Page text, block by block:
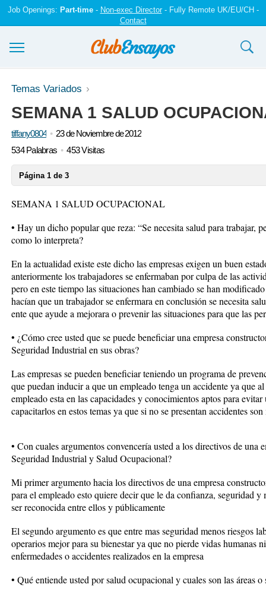
Job Openings: Part-time- Non-exec Director- Fully Remote UK/EU/CH -
Contact
Ensayos y trabajos
Registrarse
Iniciar sesión
Temas Variados
SEMANA 1 SALUD
tiffany0804
23 de Noviembre de 2012
534 Palabras
453 Visitas
Página 1 de 3
SEMANA 1 SALUD OCUPACIONAL
• Hay un dicho popular que reza: “Se necesita salud para trabajar,
como lo interpreta?
En la actualidad existe este dicho las empresas exigen un buen
anteriormente los trabajadores se enfermaban por culpa de las
pero en este tiempo las situaciones han cambiado se han
hacían que un trabajador se enfermara en conclusión se necesita
ente que ayude a mejorara o prevenir las situaciones para que las
• ¿Cómo cree usted que se puede beneficiar una empresa
Seguridad Industrial en sus obras?
Las empresas se pueden beneficiar teniendo un programa de
que puedan inducir a que un empleado tenga un accidente ya que
empleado esta en las capacidades y conocimientos aptos para
capacitarlos en estos temas ya que si no se presentan accidentes
• Con cuales argumentos convencería usted a los directivos de una
Seguridad Industrial y Salud Ocupacional?
Mi primer argumento hacia los directivos de una empresa
para el empleado esto quiere decir que le da confianza, seguridad
ser reconocida entre ellos y públicamente
El segundo argumento es que entre mas seguridad menos riesgos
operarios mejor para su bienestar ya que no pierde vidas humanas
enfermedades o accidentes realizados en la empresa
• Qué entiende usted por salud ocupacional y cuales son las áreas